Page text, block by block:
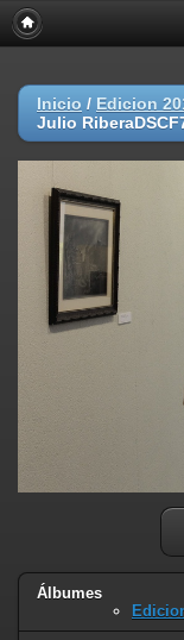
Inicio / Edicion
Julio
Álbumes